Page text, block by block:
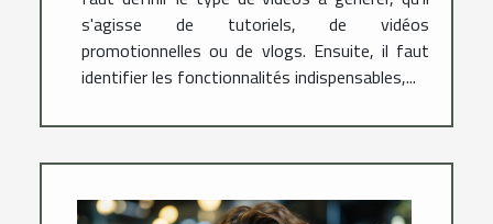
s'agisse de tutoriels, de vidéos
promotionnelles ou de vlogs. Ensuite, il faut
identifier les fonctionnalités indispensables,...